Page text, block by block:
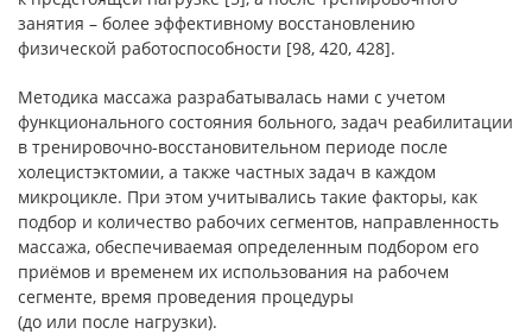
занятия – более эффективному восстановлению
физической работоспособности [98, 420, 428].
Методика массажа разрабатывалась нами с учетом
функционального состояния больного, задач реабилитации
в тренировочно-восстановительном периоде после
холецистэктомии, а также частных задач в каждом
микроцикле. При этом учитывались такие факторы, как
подбор и количество рабочих сегментов, направленность
массажа, обеспечиваемая определенным подбором его
приёмов и временем их использования на рабочем
сегменте, время проведения процедуры
(до или после нагрузки).